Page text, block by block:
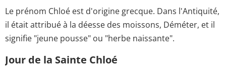
Le prénom Chloé est d'origine grecque. Dans l'Antiquité,
il était attribué à la déesse des moissons, Déméter, et il
signifie "jeune pousse" ou "herbe naissante".
Jour de la Sainte Chloé